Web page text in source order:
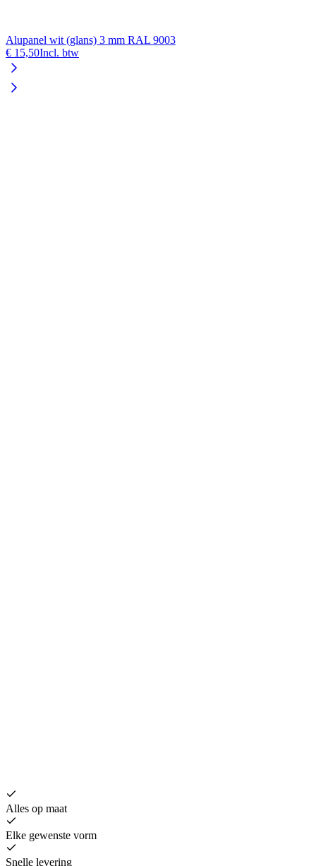
Alupanel wit (glans) 3 mm RAL 9003
€ 15,50Incl. btw
Alles op maat
Elke gewenste vorm
Snelle levering